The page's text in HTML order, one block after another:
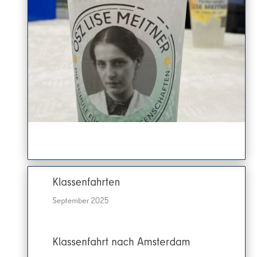
Klassenfahrten
September 2025
Klassenfahrt nach Amsterdam